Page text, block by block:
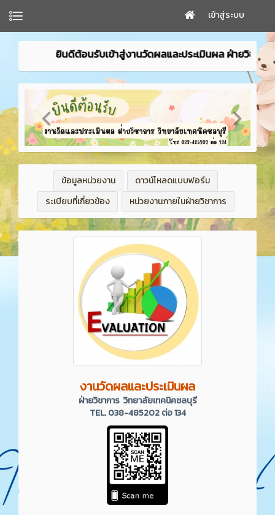
เข้าสู่ระบบ
สู่งานวัดผลและประเมินผล ฝ่ายวิชาการ : วิทยาลัยเทคนิคชลบุรี
ข้อมูลหน่วยงาน
ดาวน์โหลดแบบฟอร์ม
ระเบียบที่เกี่ยวข้อง
หน่วยงานภายในฝ่ายวิชาการ
งานวัดผลและประเมินผล
ฝ่ายวิชาการ วิทยาลัยเทคนิคชลบุรี
TEL. 038-485202 ต่อ 134